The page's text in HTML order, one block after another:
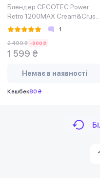
Блендер CECOTEC Power
Retro 1200MAX Cream&Crush
Yellow
1
2 499 ₴ -900 ₴
1 599 ₴
Немає в наявності
Кешбек80 ₴